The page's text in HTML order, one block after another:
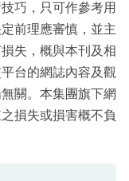
巧，只可作參考用
前理應審慎，並主
失，概與本刊及相
台的網誌內容及觀
關。本集團旗下網
損失或損害概不負